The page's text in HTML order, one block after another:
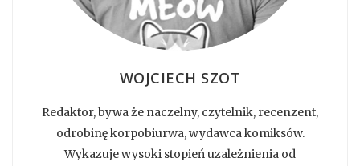
WOJCIECH SZOT
Redaktor, bywa że naczelny, czytelnik, recenzent,
odrobinę korpobiurwa, wydawca komiksów.
Wykazuje wysoki stopień uzależnienia od